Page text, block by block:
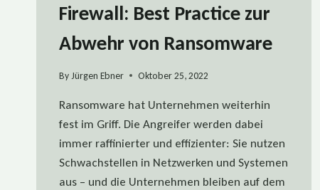
Firewall: Best Practice zur
Abwehr von Ransomware
ByJürgen Ebner Oktober 25, 2022
Ransomware hat Unternehmen weiterhin
fest im Griff. Die Angreifer werden dabei
immer raffinierter und effizienter: Sie nutzen
Schwachstellen in Netzwerken und Systemen
aus – und die Unternehmen bleiben auf dem